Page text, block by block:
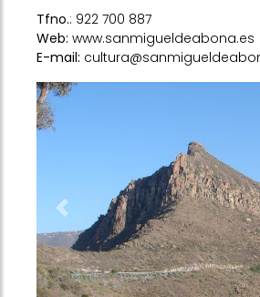
Tfno.: 922 700 887
Web: www.sanmigueldeabona.es
E-mail:
Previous